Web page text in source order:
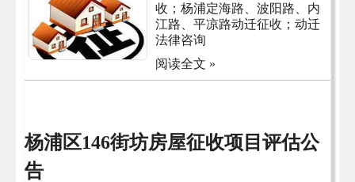
收；杨浦定海路、波阳路、内
江路、平凉路动迁征收；动迁
法律咨询
阅读全文 »
杨浦区146街坊房屋征收项目评估公
告